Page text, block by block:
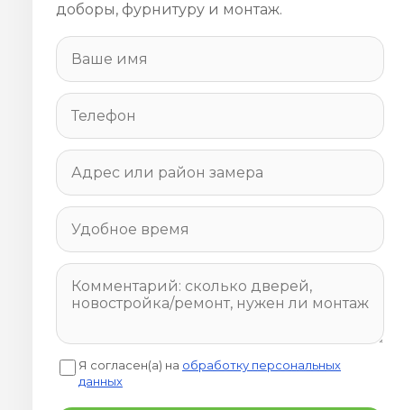
доборы, фурнитуру и монтаж.
Я согласен(а) на обработку персональных
данных